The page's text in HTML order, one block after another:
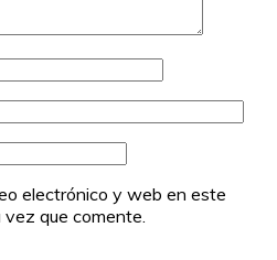
electrónico y web en este
que comente.